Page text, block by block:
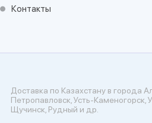
Контакты
Доставка по Казахстану в города
Петропавловск, Усть-
Щучинск, Рудный и др.